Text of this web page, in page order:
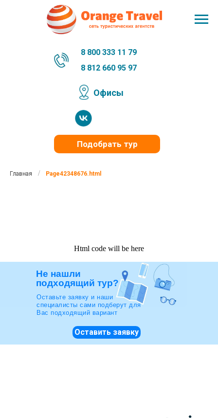
Подобрать тур
Офисы
8 812 660 95 97
8 800 333 11 79
Главная / Page42348676.html
Html code will be here
Оставьте заявку и наши
специалисты сами подберут для
Вас подходящий вариант
Не нашли
подходящий тур?
Оставить заявку